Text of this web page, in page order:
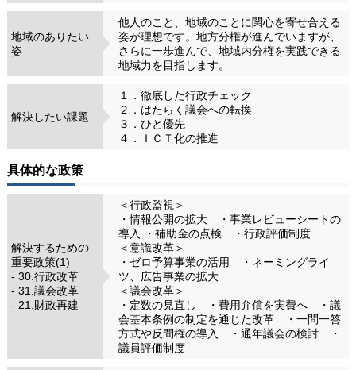
地域のありたい
姿
他人のこと、地域のことに関心を寄せ合える
姿が理想です。地方分権が進んでいますが、
さらに一歩進んで、地域内分権を実践できる
地域力を目指します。
解決したい課題
１．徹底した行政チェック
２．はたらく議会への転換
３．ひと優先
４．ＩＣＴ化の推進
具体的な政策
解決するための
重要政策(1)
- 30.行政改革
- 31.議会改革
- 21.財政再建
＜行政監視＞
・情報公開の拡大 ・事業レビューシートの
導入 ・補助金の点検 ・行政評価制度
＜意識改革＞
・ゼロ予算事業の活用 ・ネーミングライ
ツ、広告事業の拡大
＜議会改革＞
・定数の見直し ・費用弁償を実費へ ・議
会基本条例の制定を通じた改革 ・一問一答
方式や反問権の導入 ・通年議会の検討 ・
議員評価制度